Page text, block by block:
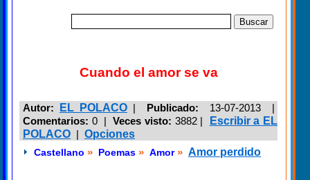
Cuando el amor se va
Autor: EL POLACO | Publicado:
13-07-2013 |
Comentarios: 0 |Veces visto: 3882 |
Escribir a EL
POLACO | Opciones
Castellano » Poemas » Amor» Amor perdido